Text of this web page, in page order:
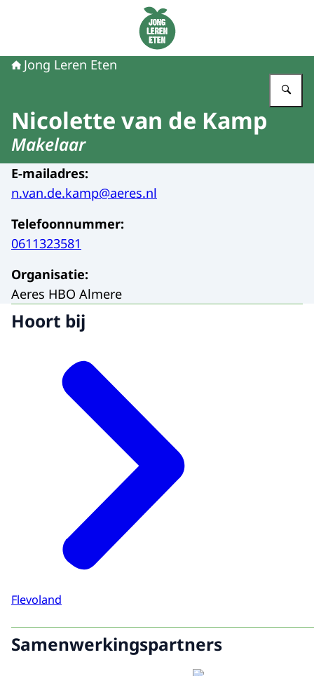
Naar de homepage van Jong Leren Eten
Jong Leren Eten
Nicolette van de Kamp
Makelaar
E-mailadres:
n.van.de.kamp@aeres.nl
Telefoonnummer:
0611323581
Organisatie:
Aeres HBO Almere
Hoort bij
Flevoland
Samenwerkingspartners